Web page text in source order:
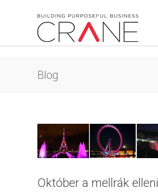
Blog
Október a mellrák elleni